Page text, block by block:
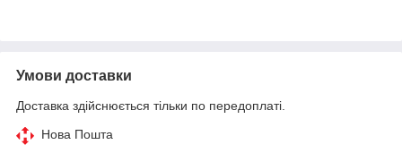
Умови доставки
Доставка здійснюється тільки по передоплаті.
Нова Пошта